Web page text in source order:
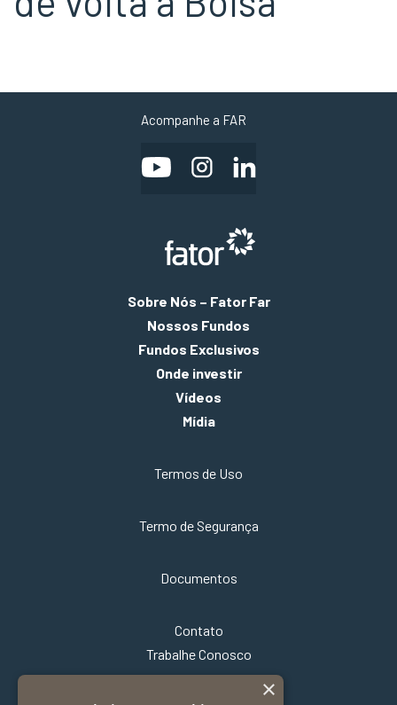
Acompanhe a FAR
Sobre Nós – Fator Far
Nossos Fundos
Fundos Exclusivos
Onde investir
Vídeos
Mídia
Termos de Uso
Termo de Segurança
Documentos
Contato
Trabalhe Conosco
×